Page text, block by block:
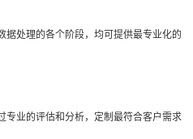
据处理的各个阶段，均可提供最专业化的
专业的评估和分析，定制最符合客户需求